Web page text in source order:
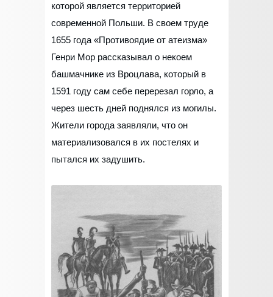
которой является территорией
современной Польши. В своем труде
1655 года «Противоядие от атеизма»
Генри Мор рассказывал о некоем
башмачнике из Вроцлава, который в
1591 году сам себе перерезал горло, а
через шесть дней поднялся из могилы.
Жители города заявляли, что он
материализовался в их постелях и
пытался их задушить.